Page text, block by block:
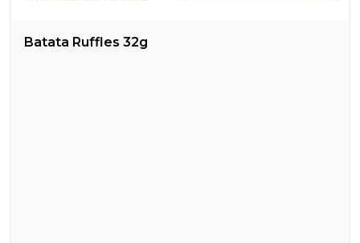
Batata Ruffles 32g